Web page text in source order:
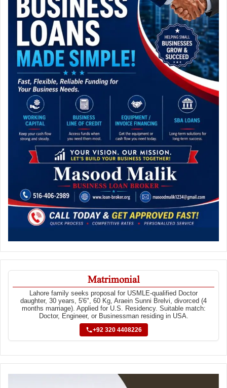
Matrimonial
Lahore family seeks proposal for USMLE-qualified Doctor
daughter, 30 years, 5'6", 60 Kg, Araein Sunni Brelvi, divorced (4
months marriage). Applied for U.S. Residency. Suitable match:
Doctor, Engineer, or Businessman residing in USA.
+92 320 4408226